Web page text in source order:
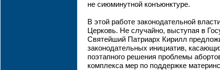
не сиюминутной конъюнктуре.
В этой работе законодательной
Церковь. Не случайно, выступая в
Святейший Патриарх Кирилл
законодательных инициатив,
поэтапного решения проблемы
комплекса мер по поддержке